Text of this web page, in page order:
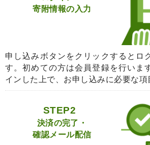
寄附情報の入力
申し込みボタンをクリックするとロ
す。初めての方は会員登録を行いま
インした上で、お申し込みに必要な項
STEP2
決済の完了・
確認メール配信